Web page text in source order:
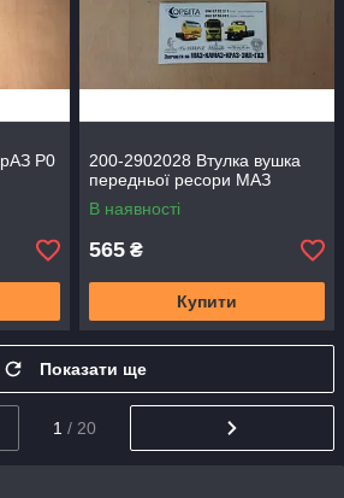
Р0
200-2902028 Втулка вушка
передньої ресори МАЗ
В наявності
565 ₴
Купити
Показати ще
1 / 20